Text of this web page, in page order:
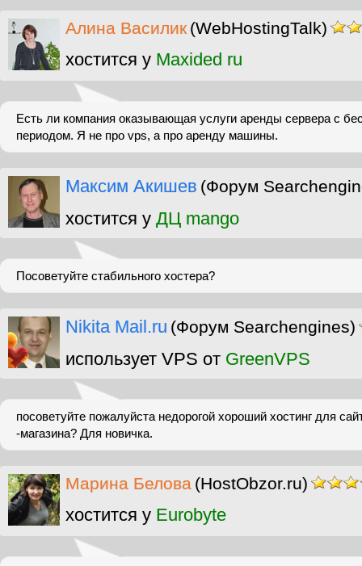
Алина Василик (WebHostingTalk)
хостится у Maxided ru
Есть ли компания оказывающая услуги аренды сервера с
периодом. Я не про vps, а про аренду машины.
Максим Акишев (Форум
хостится у ДЦ mango
Посоветуйте стабильного хостера?
Nikita Mail.ru (Форум Searchengines)
использует VPS от GreenVPS
посоветуйте пожалуйста недорогой хороший хостинг для
-магазина? Для новичка.
Марина Белова (HostObzor.ru)
хостится у Eurobyte